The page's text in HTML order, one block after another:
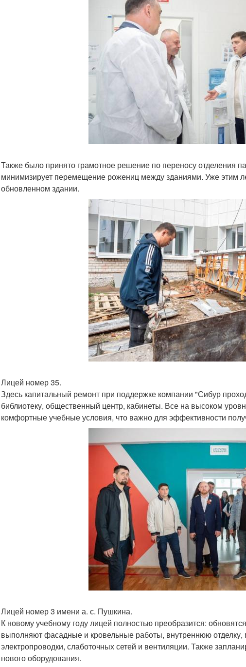
Также было принято грамотное решение по переносу отделения
минимизирует перемещение рожениц между зданиями. Уже этим
обновленном здании.
Лицей номер 35.
Здесь капитальный ремонт при поддержке компании "Сибур
библиотеку, общественный центр, кабинеты. Все на высоком
комфортные учебные условия, что важно для эффективности
Лицей номер 3 имени а. с. Пушкина.
К новому учебному году лицей полностью преобразится:
выполняют фасадные и кровельные работы, внутреннюю
электропроводки, слаботочных сетей и вентиляции. Также
нового оборудования.